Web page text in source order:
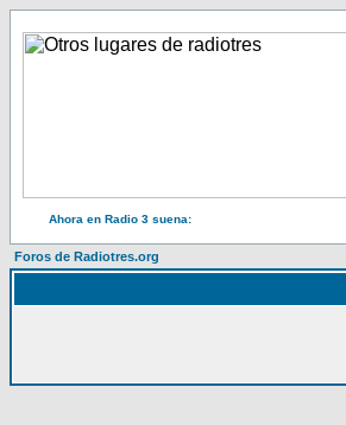
Ahora en Radio 3 suena:
Foros de Radiotres.org